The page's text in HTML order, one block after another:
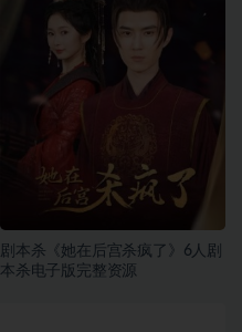
剧本杀《她在后宫杀疯了》6人剧
本杀电子版完整资源